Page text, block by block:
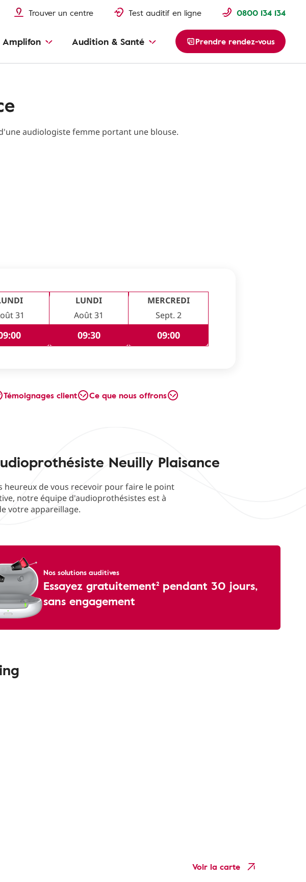
Trouver un centre Test auditif en ligne 0800 134 134
Audition & Santé Prendre rendez-vous
31
LUNDI
Août 31
09:30
MERCREDI
Sept. 2
09:00
Témoignages client Ce que nous offrons
Neuilly Plaisance
heureux de vous recevoir pour faire le point
notre équipe d'audioprothésistes est à
votre appareillage.
Nos solutions auditives
Essayez gratuitement² pendant 30 jours,
sans engagement
Voir la carte